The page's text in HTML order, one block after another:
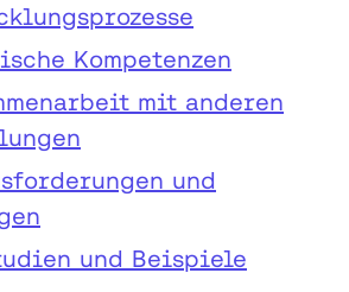
Kompetenzen
mit anderen
und
und Beispiele